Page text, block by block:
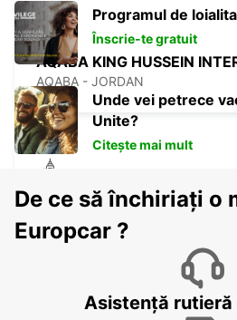
AQABA KING HUSSEIN
AQABA - JORDAN
BEIT SHEMESH
Programul de
Înscrie-te gratuit
Unde vei petrece
Unite?
Citește mai mult
De ce să închiriați o
Europcar ?
Asistență rutieră